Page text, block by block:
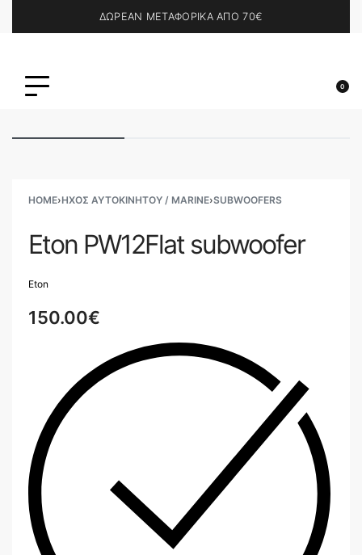
ΔΩΡΕΑΝ ΜΕΤΑΦΟΡΙΚΑ ΑΠΟ 70€
0
HOME›ΗΧΟΣ ΑΥΤΟΚΙΝΗΤΟΥ / MARINE›SUBWOOFERS
Eton PW12Flat subwoofer
Eton
150.00€